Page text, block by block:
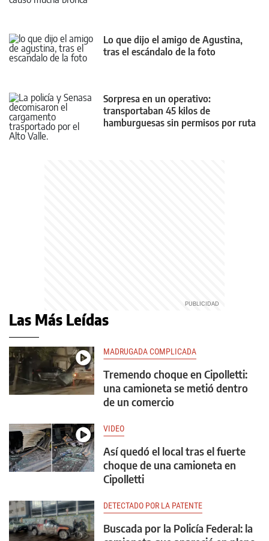
Lo que dijo el amigo de Agustina,
tras el escándalo de la foto
Sorpresa en un operativo:
transportaban 45 kilos de
hamburguesas sin permisos por ruta
Las Más Leídas
MADRUGADA COMPLICADA
Tremendo choque en Cipolletti:
una camioneta se metió dentro
de un comercio
VIDEO
Así quedó el local tras el fuerte
choque de una camioneta en
Cipolletti
DETECTADO POR LA PATENTE
Buscada por la Policía Federal: la